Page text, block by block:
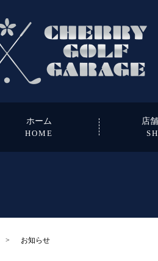
ホーム
HOME
店
お知らせ